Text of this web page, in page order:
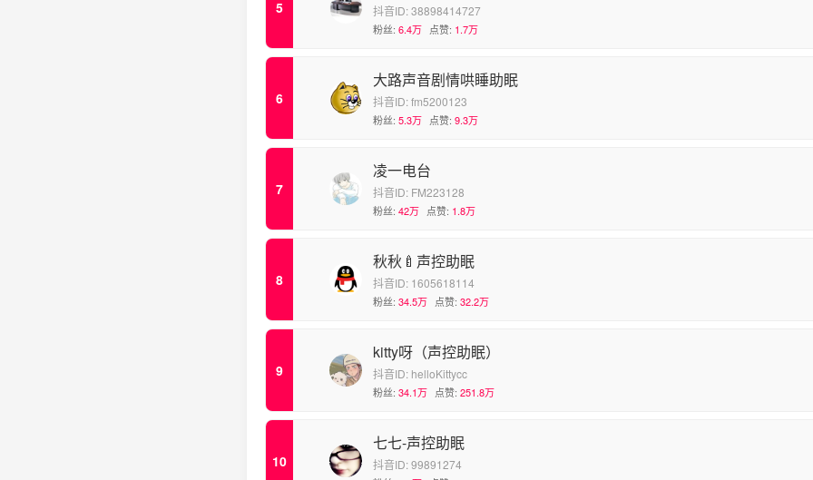
抖音ID:38898414727
粉丝: 6.4万 点赞: 1.7万
大路声音剧情哄睡助眠
抖音ID:fm5200123
粉丝: 5.3万 点赞: 9.3万
凌一电台
抖音ID: FM223128
粉丝: 42万 点赞: 1.8万
秋秋🍼声控助眠
抖音ID: 1605618114
粉丝: 34.5万 点赞: 32.2万
kitty呀（声控助眠）
抖音ID: helloKittycc
粉丝: 34.1万 点赞: 251.8万
七七-声控助眠
抖音ID:99891274